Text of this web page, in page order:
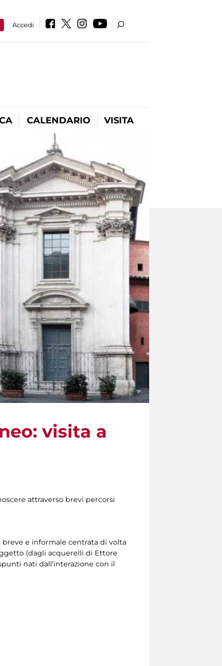
Accedi
CALENDARIO VISITA
visita a
attraverso brevi percorsi
e informale centrata di volta
(dagli acquerelli di Ettore
nati dall’interazione con il